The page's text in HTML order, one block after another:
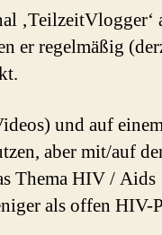
‚TeilzeitVlogger‘
er regelmäßig
und auf
aber mit/auf
Thema HIV / Aids
als offen HIV-